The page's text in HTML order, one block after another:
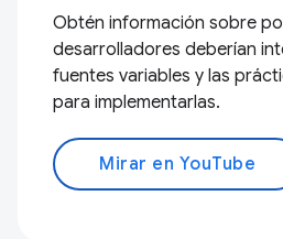
Obtén información sobre
desarrolladores deberían
fuentes variables y las
para implementarlas.
Mirar en YouTube